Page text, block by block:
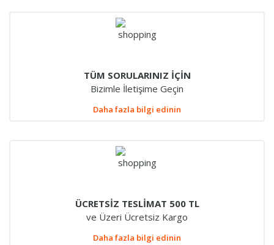
TÜM SORULARINIZ İÇİN
Bizimle İletişime Geçin
Daha fazla bilgi edinin
ÜCRETSİZ TESLİMAT 500 TL
ve Üzeri Ücretsiz Kargo
Daha fazla bilgi edinin